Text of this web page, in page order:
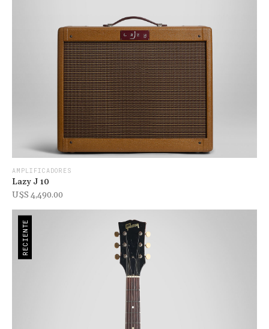
AMPLIFICADORES
Lazy J 10
U$s 4,490.00
RECIENTE